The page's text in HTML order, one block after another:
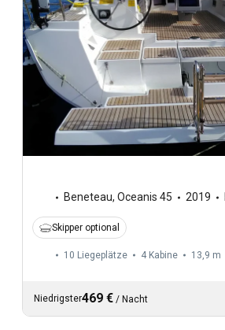
Beneteau, Oceanis 45 2019
Skipper optional
10 Liegeplätze 4 Kabine 13,9 m
Niedrigster469 € / Nacht